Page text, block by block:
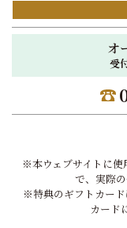
オ
受
※本ウェブサイトに使
で、実際
※特典のギフトカー
カード